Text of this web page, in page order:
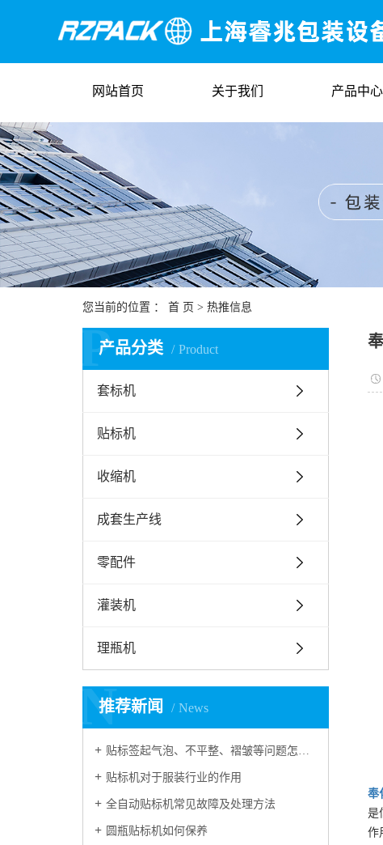
网站首页 关于我们 产品中心
您当前的位置 ： 首 页 > 热推信息
产品分类 Product
P
套标机
贴标机
收缩机
成套生产线
零配件
灌装机
理瓶机
推荐新闻 News
N
贴标签起气泡、不平整、褶皱等问题怎么处理？
贴标机对于服装行业的作用
全自动贴标机常见故障及处理方法
圆瓶贴标机如何保养
奉
是
作